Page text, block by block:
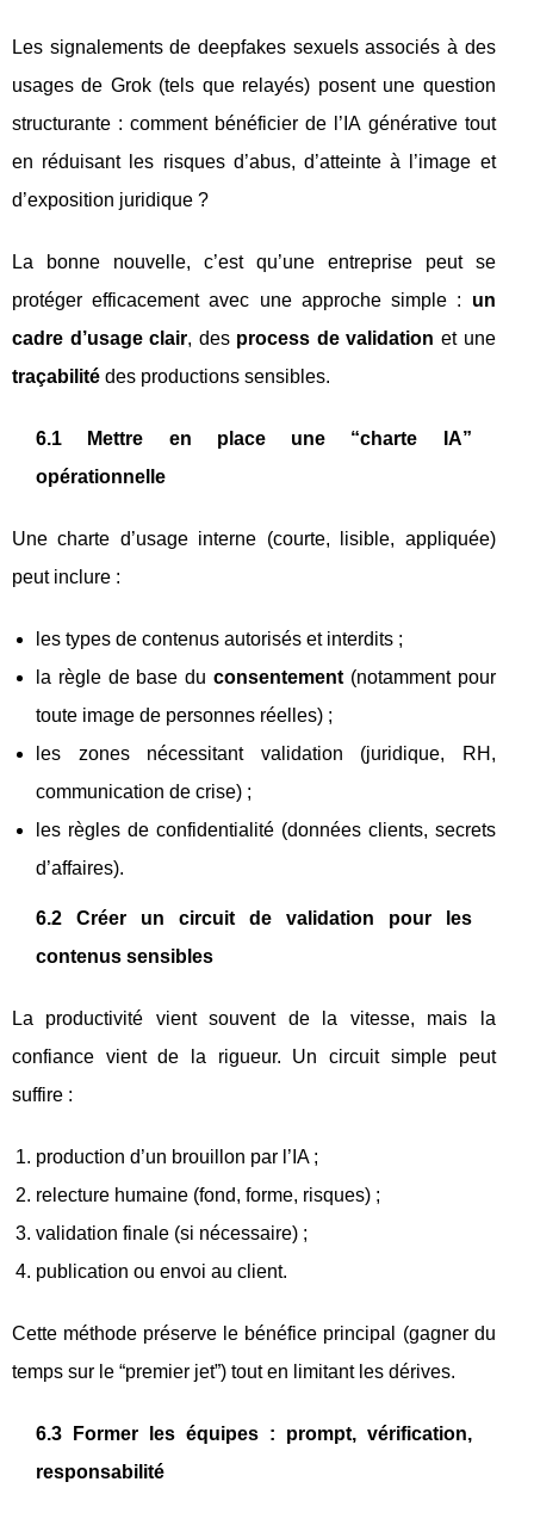
Les signalements de deepfakes sexuels associés à des
usages de Grok (tels que relayés) posent une question
structurante : comment bénéficier de l’IA générative tout
en réduisant les risques d’abus, d’atteinte à l’image et
d’exposition juridique ?
La bonne nouvelle, c’est qu’une entreprise peut se
protéger efficacement avec une approche simple : un
cadre d’usage clair, des process de validation et une
traçabilité des productions sensibles.
6.1 Mettre en place une “charte IA”
opérationnelle
Une charte d’usage interne (courte, lisible, appliquée)
peut inclure :
les types de contenus autorisés et interdits ;
la règle de base du consentement (notamment pour
toute image de personnes réelles) ;
les zones nécessitant validation (juridique, RH,
communication de crise) ;
les règles de confidentialité (données clients, secrets
d’affaires).
6.2 Créer un circuit de validation pour les
contenus sensibles
La productivité vient souvent de la vitesse, mais la
confiance vient de la rigueur. Un circuit simple peut
suffire :
production d’un brouillon par l’IA ;
relecture humaine (fond, forme, risques) ;
validation finale (si nécessaire) ;
publication ou envoi au client.
Cette méthode préserve le bénéfice principal (gagner du
temps sur le “premier jet”) tout en limitant les dérives.
6.3 Former les équipes : prompt, vérification,
responsabilité